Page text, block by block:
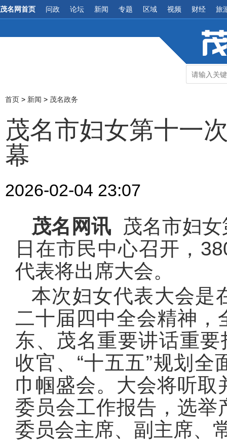
茂名网首页 问政 论坛 新闻 专题 区域 视频 财经 旅
首页 > 新闻 > 茂名政务
茂名市妇女第十一
幕
2026-02-04 23:07
茂名网讯 茂名市妇
日在市民中心召开，
代表将出席大会。
本次妇女代表大会是
二十届四中全会精神
东、茂名重要讲话重要
收官、“十五五”规划
巾帼盛会。大会将听
委员会工作报告，选举
委员会主席、副主席、